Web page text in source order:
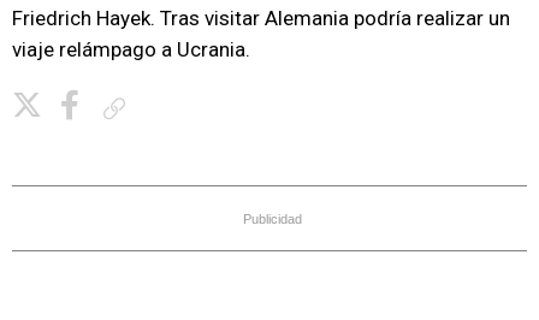
Friedrich Hayek. Tras visitar Alemania podría realizar un
viaje relámpago a Ucrania.
Publicidad